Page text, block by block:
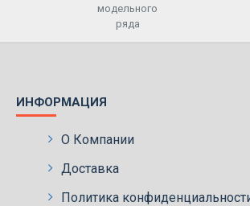
модельного
ряда
ИНФОРМАЦИЯ
О Компании
Доставка
Политика